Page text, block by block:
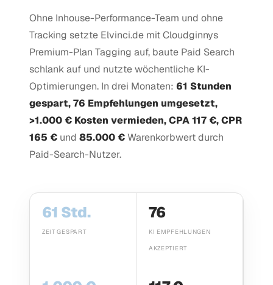
Ohne Inhouse-Performance-Team und ohne
Tracking setzte Elvinci.de mit Cloudginnys
Premium-Plan Tagging auf, baute Paid Search
schlank auf und nutzte wöchentliche KI-
Optimierungen. In drei Monaten: 61 Stunden
gespart, 76 Empfehlungen umgesetzt,
>1.000 € Kosten vermieden, CPA 117 €, CPR
165 € und 85.000 €Warenkorbwert durch
Paid-Search-Nutzer.
61 Std.
ZEIT GESPART
76
KI EMPFEHLUNGEN
AKZEPTIERT